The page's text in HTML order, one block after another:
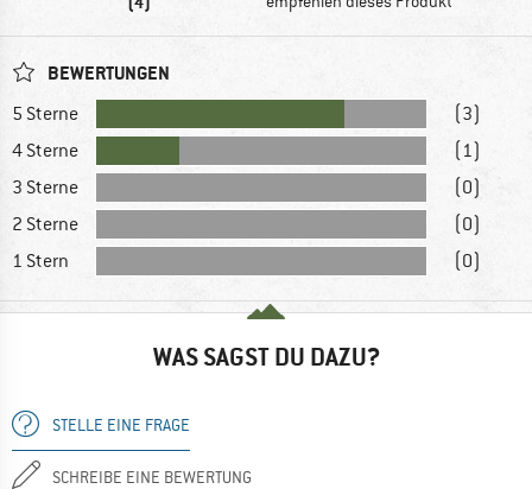
BEWERTUNGEN
5 Sterne
(3)
4 Sterne
(1)
3 Sterne
(0)
2 Sterne
(0)
1 Stern
(0)
WAS SAGST DU DAZU?
STELLE EINE FRAGE
SCHREIBE EINE BEWERTUNG